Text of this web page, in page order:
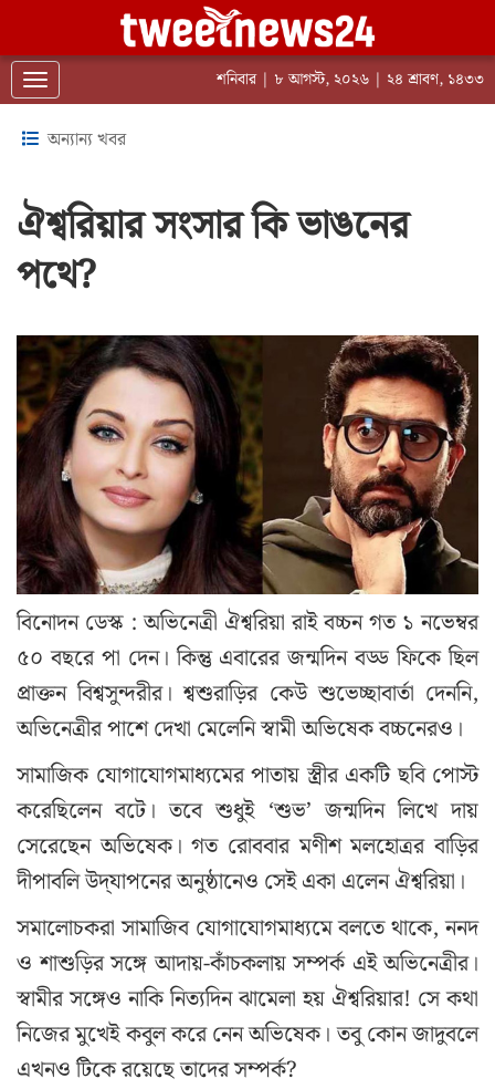
Toggle navigation শনিবার | ৮ আগস্ট, ২০২৬ | ২৪ শ্রাবণ, ১৪৩৩
অন্যান্য খবর
ঐশ্বরিয়ার সংসার কি ভাঙনের
পথে?
বিনোদন ডেস্ক : অভিনেত্রী ঐশ্বরিয়া রাই বচ্চন গত ১ নভেম্বর
৫০ বছরে পা দেন। কিন্তু এবারের জন্মদিন বড্ড ফিকে ছিল
প্রাক্তন বিশ্বসুন্দরীর। শ্বশুরাড়ির কেউ শুভেচ্ছাবার্তা দেননি,
অভিনেত্রীর পাশে দেখা মেলেনি স্বামী অভিষেক বচ্চনেরও।
সামাজিক যোগাযোগমাধ্যমের পাতায় স্ত্রীর একটি ছবি পোস্ট
করেছিলেন বটে। তবে শুধুই ‘শুভ’ জন্মদিন লিখে দায়
সেরেছেন অভিষেক। গত রোববার মণীশ মলহোত্রর বাড়ির
দীপাবলি উদ্‌যাপনের অনুষ্ঠানেও সেই একা এলেন ঐশ্বরিয়া।
সমালোচকরা সামাজিব যোগাযোগমাধ্যমে বলতে থাকে, ননদ
ও শাশুড়ির সঙ্গে আদায়-কাঁচকলায় সম্পর্ক এই অভিনেত্রীর।
স্বামীর সঙ্গেও নাকি নিত্যদিন ঝামেলা হয় ঐশ্বরিয়ার! সে কথা
নিজের মুখেই কবুল করে নেন অভিষেক। তবু কোন জাদুবলে
এখনও টিকে রয়েছে তাদের সম্পর্ক?